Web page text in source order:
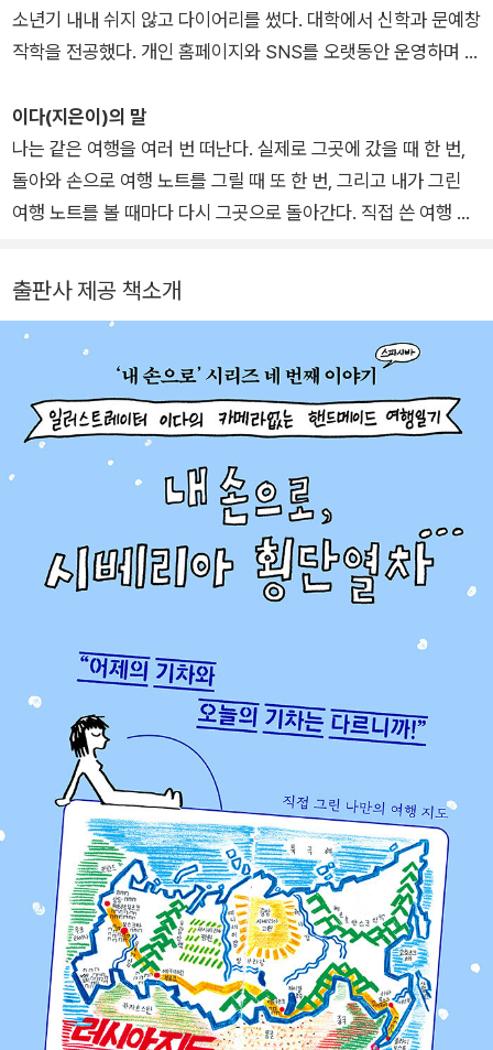
소년기 내내 쉬지 않고 다이어리를 썼다. 대학에서 신학과 문예창
작학을 전공했다. 개인 홈페이지와 SNS를 오랫동안 운영하며 일
작품들로 많은 사랑을 받아왔다. 지은 책으로 『이다의 허접질』,
『무삭제판 이다 플레이』, 『이다의 작게 걷기』, 『걸스 토크』, 『기억
나니? 세기말 키드 1999』, 『이다의 자연 관찰 일기』, 『이다의 도
시관찰일기』가 있으며, 100퍼센트 손으로 쓰고 그린 여행 노트
기를 꾸준히 펴내고 있다. 그림으로 일상과 여행을 기록하고 싶은
사람들을 위한 책 『끄적끄적 길드로잉』을 썼고, 다수의 드로잉 강
좌와 워크숍을 진행하고 있다.
이다(지은이)의 말
나는 같은 여행을 여러 번 떠난다. 실제로 그곳에 갔을 때 한 번,
돌아와 손으로 여행 노트를 그릴 때 또 한 번, 그리고 내가 그린
여행 노트를 볼 때마다 다시 그곳으로 돌아간다. 직접 쓴 여행 노
이번 책은 전작인 ‘내 손으로 발리’ ‘내 손으로 교토’ ‘내 손으로 치
앙마이’와는 결이 다르다. 원래 나는 이동을 많이 하는 여행을 좋
아하지 않아서 주로 한 도시에 머무르며 여행을 하고 그림을 그렸
다. 그런데 이번 여행은 시베리아 횡단열차를 타고 블라디보스톡
에서 모스크바까지 무려 9,288km를 이동하고, 거기서 다시 8시
간 기차를 타고 상트페테르부르크까지 간다. 체류하는 도시만 7
개, 총 29일의 대장정이다.
이렇게 빡빡한 여행을 과연 해낼 수 있을지 걱정했지만 의외로 재
미있었다. 매번 상황과 장소에 적응할 필요가 없었다. 연이은 퀘
설령 안 좋은 일이 있었다고 해도 언젠가는 끝이 났다. 경유하는
도시의 땅을 밟고 나면 다음에는 완전히 새로운 기차가 나를 기다
리고 있었다. 기차에 타면 침대 한 칸의 내 공간이 주어지고, 거기
에선 아무것도 할 필요가 없었다.
이 여행 노트를 손으로 그리고 쓰는 데 무려 1년이 넘는 시간이 들
었다. 그리고 코로나 팬데믹에 이어 러시아-우크라이나 전쟁까지
터지면서 출간까지 몇 년이 더 걸렸다. 그대로 묻힐 수도 있었던
책이 다행스럽게도 세상에 나오게 되니 무척 기쁘다.
시베리아 횡단열차를 다시 탈 수 있을지 모르겠지만 이제 이 책이
있으니 나는 몇 번이고 여행을 반복할 수 있을 것이다. 독자님들
도 이 책으로 나와 같이 시베리아 횡단열차를 즐길 수 있기를 바
출판사 제공 책소개